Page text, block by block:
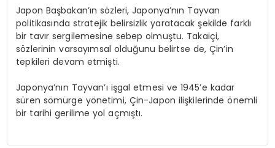
Japon Başbakan’ın sözleri, Japonya’nın Tayvan
politikasında stratejik belirsizlik yaratacak şekilde farklı
bir tavır sergilemesine sebep olmuştu. Takaiçi,
sözlerinin varsayımsal olduğunu belirtse de, Çin’in
tepkileri devam etmişti.
Japonya’nın Tayvan’ı işgal etmesi ve 1945’e kadar
süren sömürge yönetimi, Çin-Japon ilişkilerinde önemli
bir tarihi gerilime yol açmıştı.